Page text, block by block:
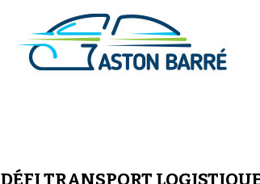
DÉFI TRANSPORT